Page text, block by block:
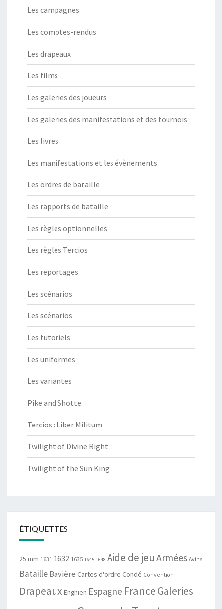
Les campagnes
Les comptes-rendus
Les drapeaux
Les films
Les galeries des joueurs
Les galeries des manifestations et des tournois
Les livres
Les manifestations et les évènements
Les ordres de bataille
Les rapports de bataille
Les règles optionnelles
Les règles Tercios
Les reportages
Les scénarios
Les scénarios
Les tutoriels
Les uniformes
Les variantes
Pike and Shotte
Tercios : Liber Militum
Twilight of Divine Right
Twilight of the Sun King
ÉTIQUETTES
25 mm 1631 1632 1635 1645 1648 Aide de jeu Armées Avins
BatailleBavière Cartes d'ordre Condé Convention
Drapeaux Enghien Espagne FranceGaleries